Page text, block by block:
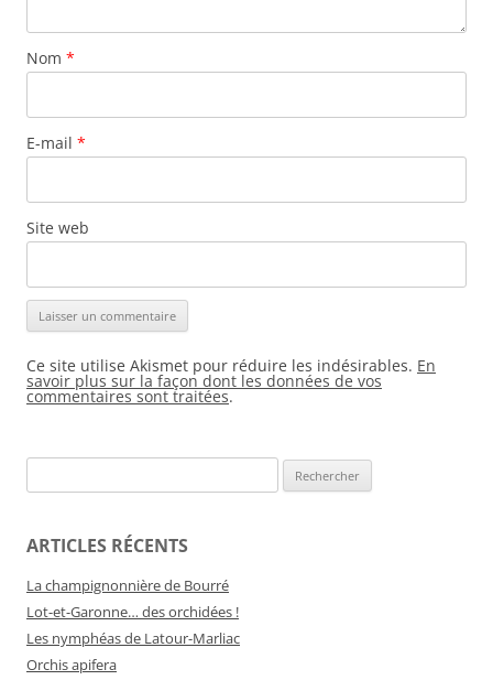
Nom *
E-mail *
Site web
Ce site utilise Akismet pour réduire les indésirables. En
savoir plus sur la façon dont les données de vos
commentaires sont traitées.
ARTICLES RÉCENTS
La champignonnière de Bourré
Lot-et-Garonne… des orchidées !
Les nymphéas de Latour-Marliac
Orchis apifera